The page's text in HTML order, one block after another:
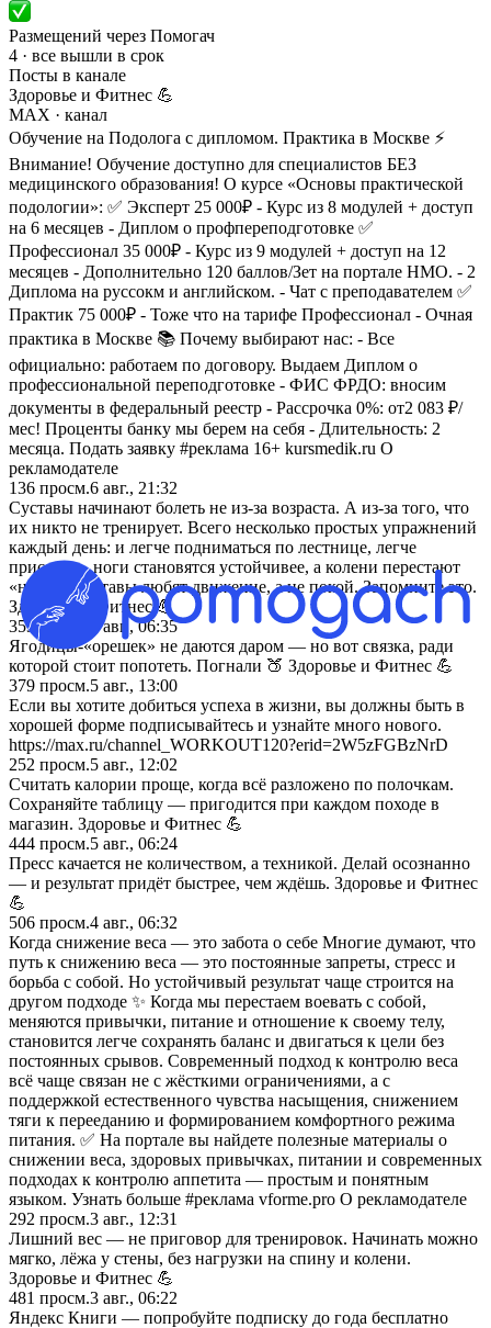
Размещений через Помогач
4 · все вышли в срок
Посты в канале
Здоровье и Фитнес 💪
MAX · канал
Обучение на Подолога с дипломом. Практика в Москве ⚡
Внимание! Обучение доступно для специалистов БЕЗ
медицинского образования! О курсе «Основы практической
подологии»: ✅ Эксперт 25 000₽ - Курс из 8 модулей + доступ
на 6 месяцев - Диплом о профпереподготовке ✅
Профессионал 35 000₽ - Курс из 9 модулей + доступ на 12
месяцев - Дополнительно 120 баллов/Зет на портале НМО. - 2
Диплома на руссокм и английском. - Чат с преподавателем ✅
Практик 75 000₽ - Тоже что на тарифе Профессионал - Очная
практика в Москве 📚 Почему выбирают нас: - Все
официально: работаем по договору. Выдаем Диплом о
профессиональной переподготовке - ФИС ФРДО: вносим
документы в федеральный реестр - Рассрочка 0%: от2 083 ₽/
мес! Проценты банку мы берем на себя - Длительность: 2
месяца. Подать заявку #реклама 16+ kursmedik.ru О
рекламодателе
136 просм.6 авг., 21:32
Суставы начинают болеть не из-за возраста. А из-за того, что
их никто не тренирует. Всего несколько простых упражнений
каждый день: и легче подниматься по лестнице, легче
приседать, ноги становятся устойчивее, а колени перестают
«ныть». Суставы любят движение, а не покой. Запомните это.
Здоровье и Фитнес 💪
353просм.
6 авг., 06:35
Ягодицы-«орешек» не даются даром — но вот связка, ради
которой стоит попотеть. Погнали 🍑 Здоровье и Фитнес 💪
379 просм.5 авг., 13:00
Если вы хотите добиться успеха в жизни, вы должны быть в
хорошей форме подписывайтесь и узнайте много нового.
https://max.ru/channel_WORKOUT120?erid=2W5zFGBzNrD
252 просм.5 авг., 12:02
Считать калории проще, когда всё разложено по полочкам.
Сохраняйте таблицу — пригодится при каждом походе в
магазин. Здоровье и Фитнес 💪
444 просм.5 авг., 06:24
Пресс качается не количеством, а техникой. Делай осознанно
— и результат придёт быстрее, чем ждёшь. Здоровье и Фитнес
💪
506 просм.4 авг., 06:32
Когда снижение веса — это забота о себе Многие думают, что
путь к снижению веса — это постоянные запреты, стресс и
борьба с собой. Но устойчивый результат чаще строится на
другом подходе ✨ Когда мы перестаем воевать с собой,
меняются привычки, питание и отношение к своему телу,
становится легче сохранять баланс и двигаться к цели без
постоянных срывов. Современный подход к контролю веса
всё чаще связан не с жёсткими ограничениями, а с
поддержкой естественного чувства насыщения, снижением
тяги к перееданию и формированием комфортного режима
питания. ✅ На портале вы найдете полезные материалы о
снижении веса, здоровых привычках, питании и современных
подходах к контролю аппетита — простым и понятным
языком. Узнать больше #реклама vforme.pro О рекламодателе
292 просм.3 авг., 12:31
Лишний вес — не приговор для тренировок. Начинать можно
мягко, лёжа у стены, без нагрузки на спину и колени.
Здоровье и Фитнес 💪
481 просм.3 авг., 06:22
Яндекс Книги — попробуйте подписку до года бесплатно